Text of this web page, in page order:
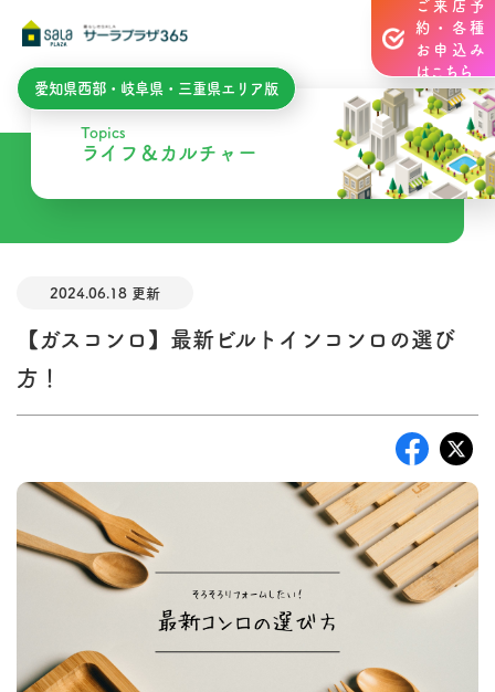
愛知県西部・岐阜県・三重県エリア版
ご来店予
約・各種
お申込み
はこちら
Topics
ライフ＆カルチャー
2024.06.18 更新
【ガスコンロ】最新ビルトインコンロの選び
方！